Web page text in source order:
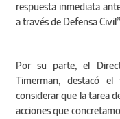
respuesta inmediata
a través de Defensa
Por su parte, el
Timerman, destacó
considerar que la tarea
acciones que